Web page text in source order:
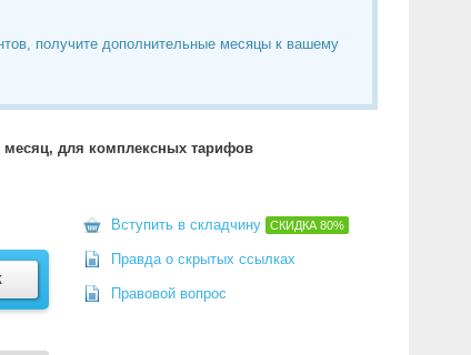
получите дополнительные месяцы к вашему
месяц, для комплексных тарифов
Вступить в складчину СКИДКА 80%
Правда о скрытых ссылках
Правовой вопрос